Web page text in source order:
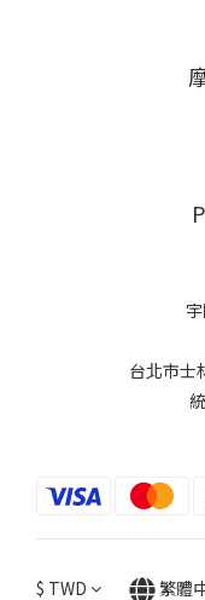
台北市士
$ TWD 繁體